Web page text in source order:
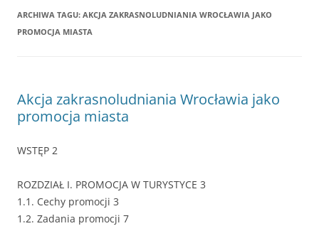
ARCHIWA TAGU: AKCJA ZAKRASNOLUDNIANIA WROCŁAWIA JAKO
PROMOCJA MIASTA
Akcja zakrasnoludniania Wrocławia jako
promocja miasta
WSTĘP 2
ROZDZIAŁ I. PROMOCJA W TURYSTYCE 3
1.1. Cechy promocji 3
1.2. Zadania promocji 7